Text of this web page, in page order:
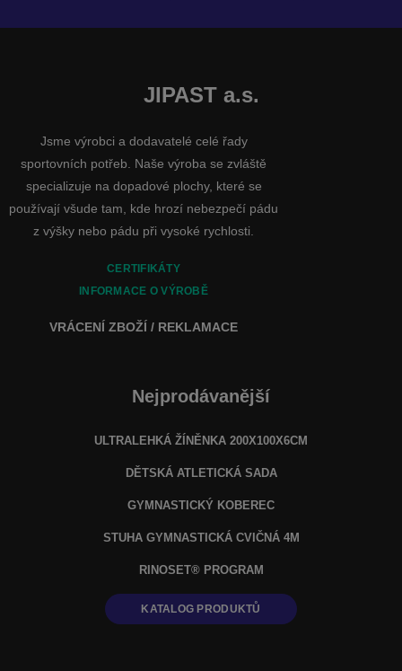
JIPAST a.s.
Jsme výrobci a dodavatelé celé řady
sportovních potřeb. Naše výroba se zvláště
specializuje na dopadové plochy, které se
používají všude tam, kde hrozí nebezpečí pádu
z výšky nebo pádu při vysoké rychlosti.
CERTIFIKÁTY
INFORMACE O VÝROBĚ
VRÁCENÍ ZBOŽÍ / REKLAMACE
Nejprodávanější
ULTRALEHKÁ ŽÍNĚNKA 200X100X6CM
DĚTSKÁ ATLETICKÁ SADA
GYMNASTICKÝ KOBEREC
STUHA GYMNASTICKÁ CVIČNÁ 4M
RINOSET® PROGRAM
KATALOG PRODUKTŮ